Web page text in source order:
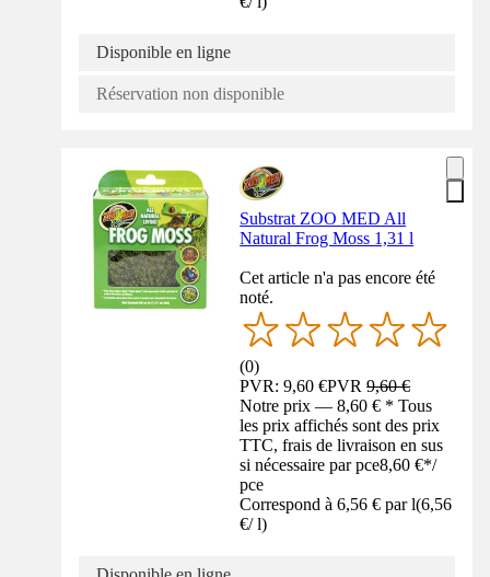
Disponible en ligne
Réservation non disponible
Substrat ZOO MED All
Natural Frog Moss 1,31 l
Cet article n'a pas encore été
noté.
(0)
PVR: 9,60 €PVR9,60 €
Notre prix — 8,60 € * Tous
les prix affichés sont des prix
TTC, frais de livraison en sus
si nécessaire par pce8,60 €*/
pce
Correspond à 6,56 € par l(6,56
€/ l)